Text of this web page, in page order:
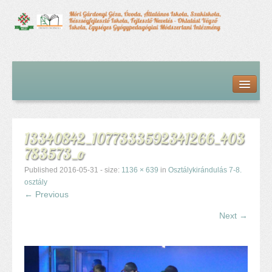
Hírfolyam
Alapdokumentumok
Intézményvezetői megbízás dokumentumai
Órarendek (2025/26. tanév)
Szakképzés
Szakkörök
Középfokú beiskolázás a 2026-2027-ös tanévben
Középfokú eredmények
13340842_1077333592341266_403
783573_o
Published 2016-05-31 - size: 1136 × 639 in Osztálykirándulás 7-8.
osztály
← Previous
Next →